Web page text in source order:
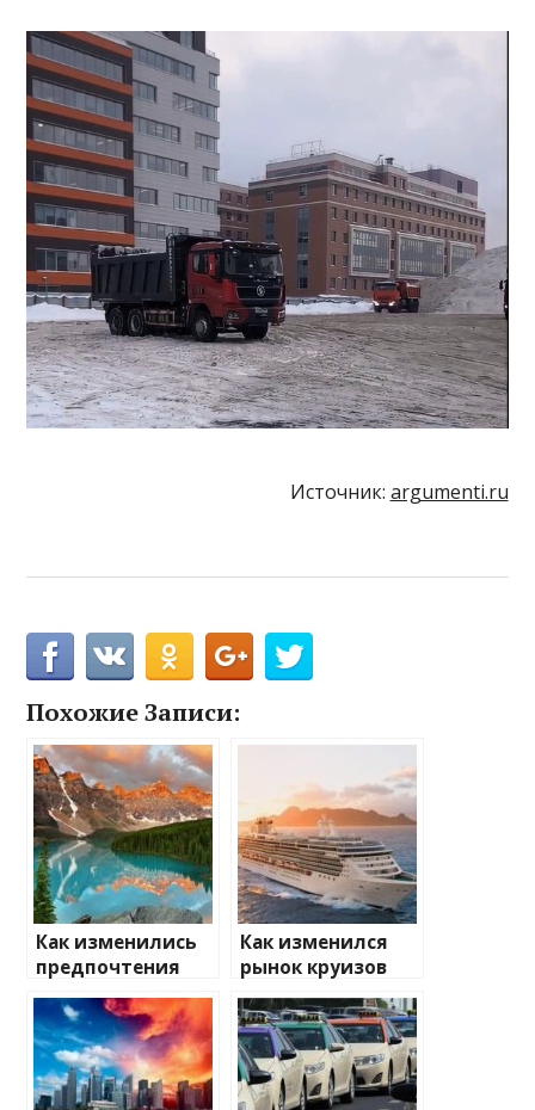
Источник: argumenti.ru
Похожие Записи:
Как изменились
предпочтения
туристов
Как изменился
рынок круизов
после пандемии